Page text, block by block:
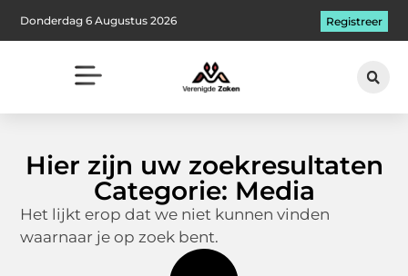
Donderdag 6 Augustus 2026 Registreer
Hier zijn uw zoekresultaten
Categorie: Media
Het lijkt erop dat we niet kunnen vinden
waarnaar je op zoek bent.